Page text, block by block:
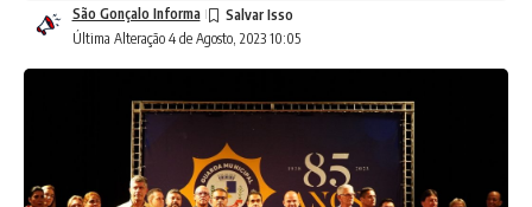
Última Alteração 4 de Agosto, 2023 10:05
São Gonçalo Informa